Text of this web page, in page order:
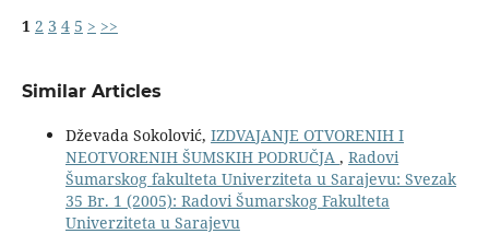
1 2 3 4 5 > >>
Similar Articles
Dževada Sokolović, IZDVAJANJE OTVORENIH I
NEOTVORENIH ŠUMSKIH PODRUČJA , Radovi
Šumarskog fakulteta Univerziteta u Sarajevu: Svezak
35 Br. 1 (2005): Radovi Šumarskog Fakulteta
Univerziteta u Sarajevu